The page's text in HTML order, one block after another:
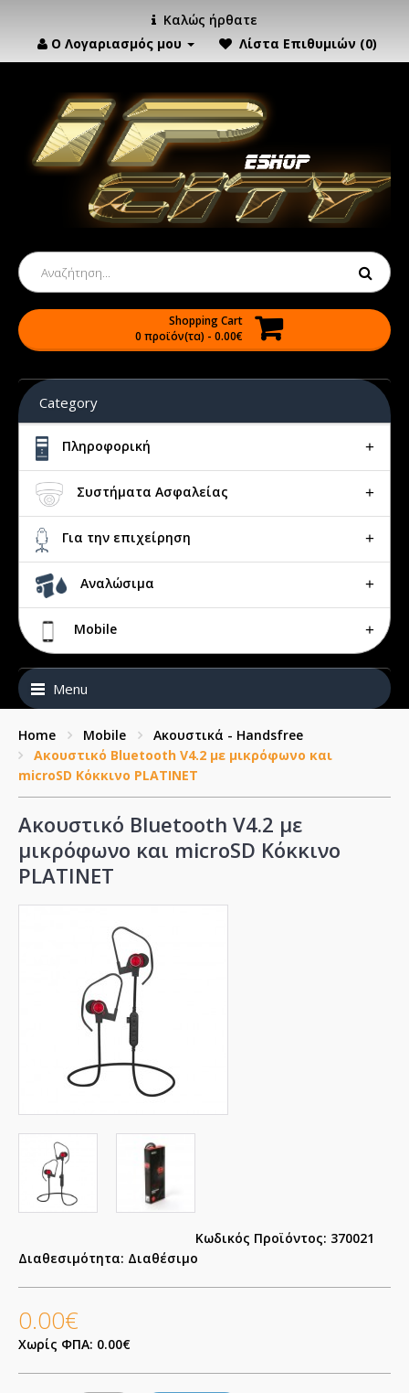
Καλώς ήρθατε
Ο Λογαριασμός μου
Λίστα Επιθυμιών (0)
Shopping Cart
0 προϊόν(τα) - 0.00€
Category
Πληροφορική
Συστήματα Ασφαλείας
Για την επιχείρηση
Αναλώσιμα
Mobile
Menu
Home Mobile
Ακουστικά - Handsfree
Ακουστικό Bluetooth V4.2 με μικρόφωνο και
microSD Κόκκινο PLATINET
Ακουστικό Bluetooth V4.2 με
μικρόφωνο και microSD Κόκκινο
PLATINET
Κωδικός Προϊόντος: 370021
Διαθεσιμότητα: Διαθέσιμο
0.00€
Χωρίς ΦΠΑ: 0.00€